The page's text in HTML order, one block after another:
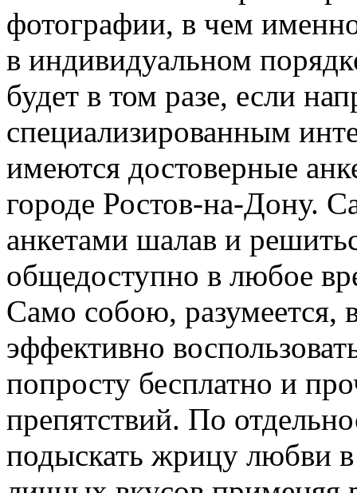
фотографии, в чем
в индивидуальном
будет в том разе, если
специализированным
имеются достоверные
городе Ростов-на-Дону.
анкетами шалав и
общедоступно в любое
Само собою, разумеется,
эффективно
попросту бесплатно и
препятствий. По
подыскать жрицу любви в